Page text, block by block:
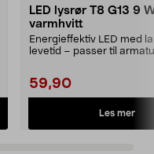
LED lysrør T8 G13 9
varmhvitt
Energieffektiv LED med
levetid – passer til
59,90
Les mer